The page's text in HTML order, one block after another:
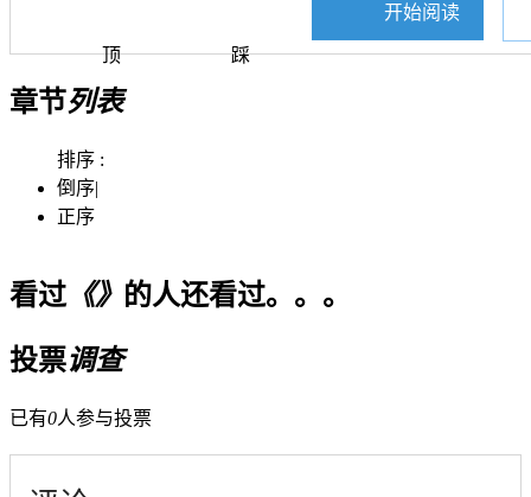
顶 踩
开始阅读
章节列表
排序 :
倒序|
正序
看过《》 的人还看过。。。
投票调查
已有0人参与投票